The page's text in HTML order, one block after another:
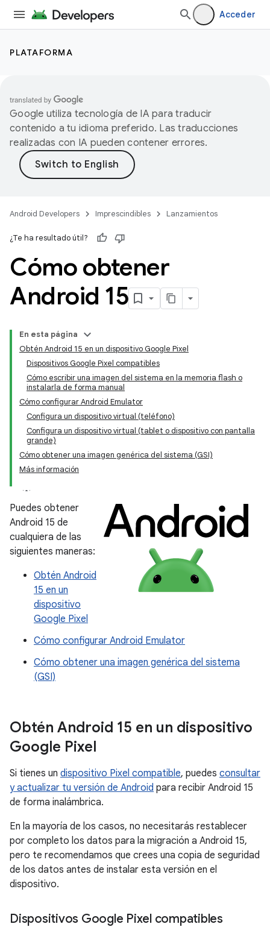
Acceder
PLATAFORMA
Google utiliza tecnología de IA para traducir
contenido a tu idioma preferido. Las traducciones
realizadas con IA pueden contener errores.
Android Developers Imprescindibles Lanzamientos
¿Te ha resultado útil?
Cómo obtener
Android 15
En esta página
Obtén Android 15 en un dispositivo Google Pixel
Dispositivos Google Pixel compatibles
Cómo escribir una imagen del sistema en la memoria flash o
instalarla de forma manual
Cómo configurar Android Emulator
Configura un dispositivo virtual (teléfono)
Configura un dispositivo virtual (tablet o dispositivo con pantalla
grande)
Cómo obtener una imagen genérica del sistema (GSI)
Más información
Puedes obtener
Android 15 de
cualquiera de las
siguientes maneras:
Obtén Android
15 en un
dispositivo
Google Pixel
Cómo configurar Android Emulator
Cómo obtener una imagen genérica del sistema
(GSI)
Obtén Android 15 en un dispositivo
Google Pixel
Si tienes un dispositivo Pixel compatible, puedes consultar
y actualizar tu versión de Android para recibir Android 15
de forma inalámbrica.
En la mayoría de los casos, no necesitarás restablecer
por completo los datos para la migración a Android 15,
pero te recomendamos que crees una copia de seguridad
de los datos antes de instalar esta versión en el
dispositivo.
Dispositivos Google Pixel compatibles